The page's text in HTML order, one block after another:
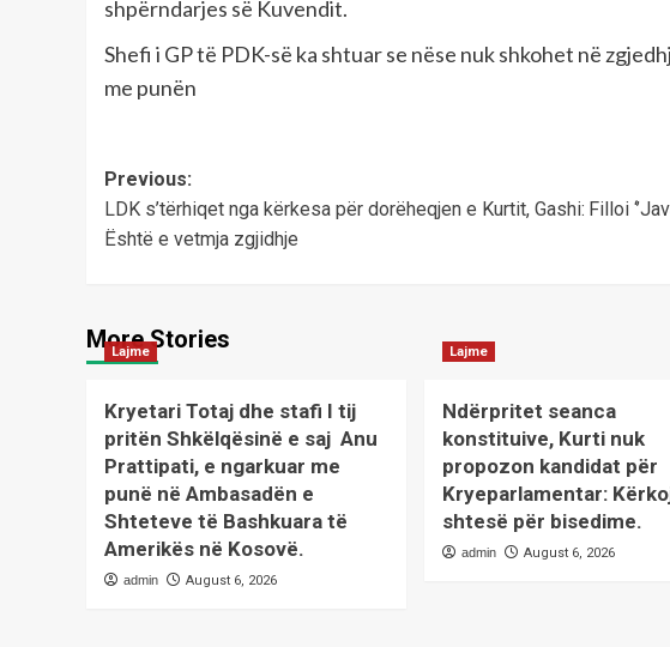
shpërndarjes së Kuvendit.
Shefi i GP të PDK-së ka shtuar se nëse nuk shkohet në
me punën
Post
navigation
Previous:
LDK s’tërhiqet nga kërkesa për dorëheqjen e Kurtit, Gashi:
Është e vetmja zgjidhje
Filloi
More Stories
Lajme
Kryetari Totaj dhe stafi I tij
pritën Shkëlqësinë e saj Anu
Prattipati, e ngarkuar me
punë në Ambasadën e
Shteteve të Bashkuara të
Amerikës në Kosovë.
admin August 6, 2026
Lajme
Ndërpritet seanca
konstituive, Kurti nuk
propozon kandidat për
Kryeparlamentar:
shtesë për bisedime.
admin August 6, 2026